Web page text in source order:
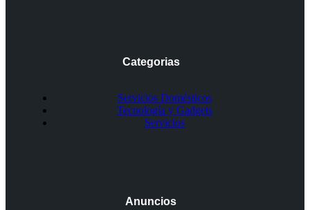
Categorias
Servicios Domésticos
Tecnología y Gadgets
Servicios
Anuncios